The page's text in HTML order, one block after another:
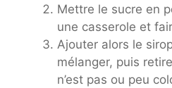
Mettre le sucre en
une casserole et
Ajouter alors le
mélanger, puis
n’est pas ou peu